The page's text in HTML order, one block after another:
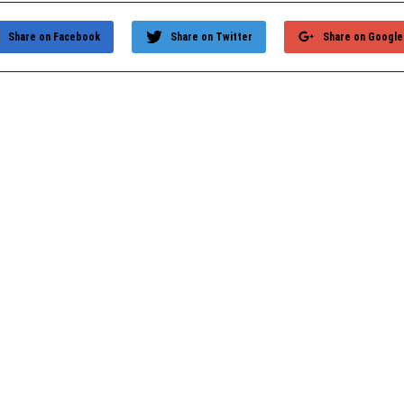
Share on
Share on Twitter
Share on Facebook